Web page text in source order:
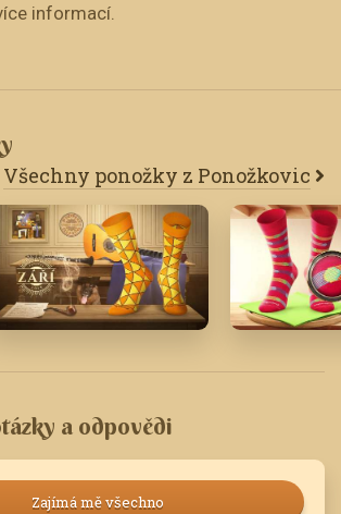
informací.
Všechny ponožky z Ponožkovic
a odpovědi
Zajímá mě všechno